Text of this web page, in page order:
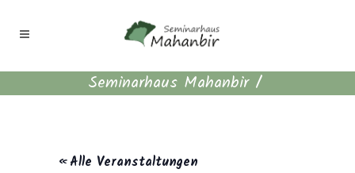
Seminarhaus Mahanbir/
« Alle Veranstaltungen